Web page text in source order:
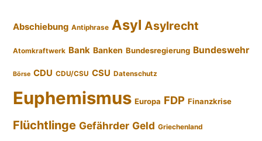
Abschiebung Antiphrase Asyl Asylrecht
Atomkraftwerk Bank Banken Bundesregierung Bundeswehr
Börse CDU CDU/CSU CSU Datenschutz
Euphemismus Europa FDP Finanzkrise
Flüchtlinge Gefährder Geld Griechenland